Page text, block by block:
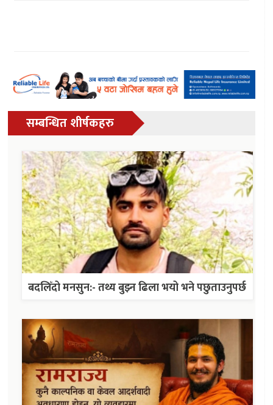
सम्बन्धित शीर्षकहरु
बदलिँदो मनसुन:- तथ्य बुझ्न ढिला भयो भने पछुताउनुपर्छ